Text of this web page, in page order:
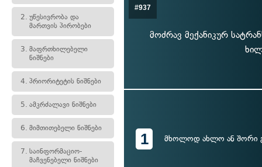
2. უწესივრობა და
მართვის პირობები
3. მაფრთხილებელი
ნიშნები
4. პრიორიტეტის ნიშნები
5. ამკრძალავი ნიშნები
6. მიმთითებელი ნიშნები
7. საინფორმაციო-
მაჩვენებელი ნიშნები
#937
მოძრავ მექანიკურ
1 მხოლოდ ახლო ან შორი